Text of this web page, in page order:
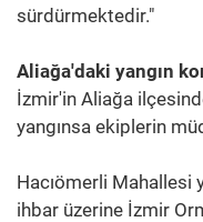
sürdürmektedir."
Aliağa'daki yangın
İzmir'in Aliağa
yangınsa ekiplerin
Hacıömerli Mahallesi
ihbar üzerine İzmir